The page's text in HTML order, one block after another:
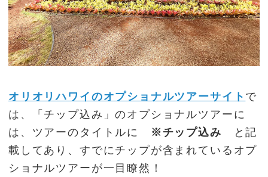
オリオリハワイのオプショナルツアーサイト で
は、「チップ込み」のオプショナルツアーに
は、ツアーのタイトルに
※チップ込み と記
載してあり、すでにチップが含まれているオプ
ショナルツアーが一目瞭然！